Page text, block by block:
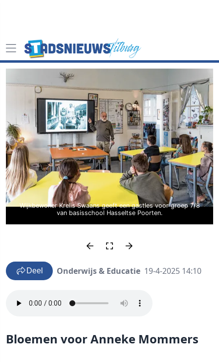
Wijkbewoner Krelis Swaans geeft een gastles voor groep 7/8
van basisschool Hasseltse Poorten.
Deel Onderwijs & Educatie 19-4-2025 14:10
Bloemen voor Anneke Mommers